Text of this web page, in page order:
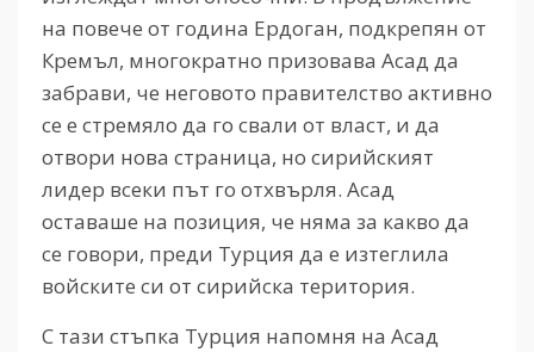
на повече от година Ердоган, подкрепян от
Кремъл, многократно призовава Асад да
забрави, че неговото правителство активно
се е стремяло да го свали от власт, и да
отвори нова страница, но сирийският
лидер всеки път го отхвърля. Асад
оставаше на позиция, че няма за какво да
се говори, преди Турция да е изтеглила
войските си от сирийска територия.
С тази стъпка Турция напомня на Асад